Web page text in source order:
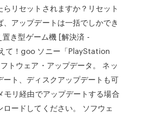
らリセットされますか？リセット
、アップデートは一括でしかでき
置き型ゲーム機 [解決済 -
て！goo ソニー「PlayStation
トウェア・アップデータ。 ネッ
ート、ディスクアップデートも可
モリ経由でアップデートする場合
ロードしてください。 ソフウェ